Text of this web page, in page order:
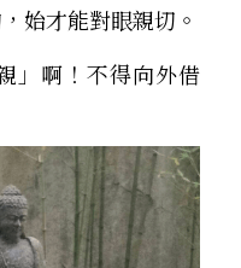
始才能對眼親切。
啊！不得向外借